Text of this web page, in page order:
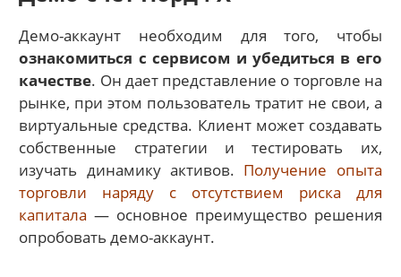
Демо-аккаунт необходим для того, чтобы
ознакомиться с сервисом и убедиться в его
качестве. Он дает представление о торговле на
рынке, при этом пользователь тратит не свои, а
виртуальные средства. Клиент может создавать
собственные стратегии и тестировать их,
изучать динамику активов. Получение опыта
торговли наряду с отсутствием риска для
капитала — основное преимущество решения
опробовать демо-аккаунт.